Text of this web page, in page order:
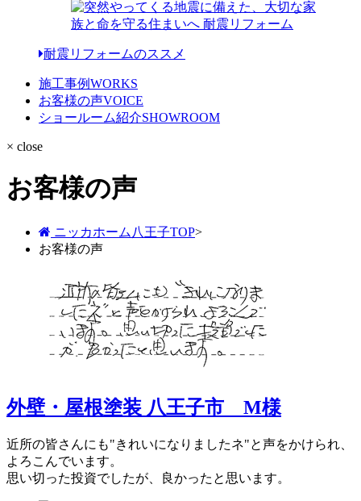
耐震リフォームのススメ
施工事例WORKS
お客様の声VOICE
ショールーム紹介SHOWROOM
× close
お客様の声
ニッカホーム八王子TOP>
お客様の声
外壁・屋根塗装 八王子市 M様
近所の皆さんにも"きれいになりましたネ"と声をかけられ、
よろこんでいます。
思い切った投資でしたが、良かったと思います。